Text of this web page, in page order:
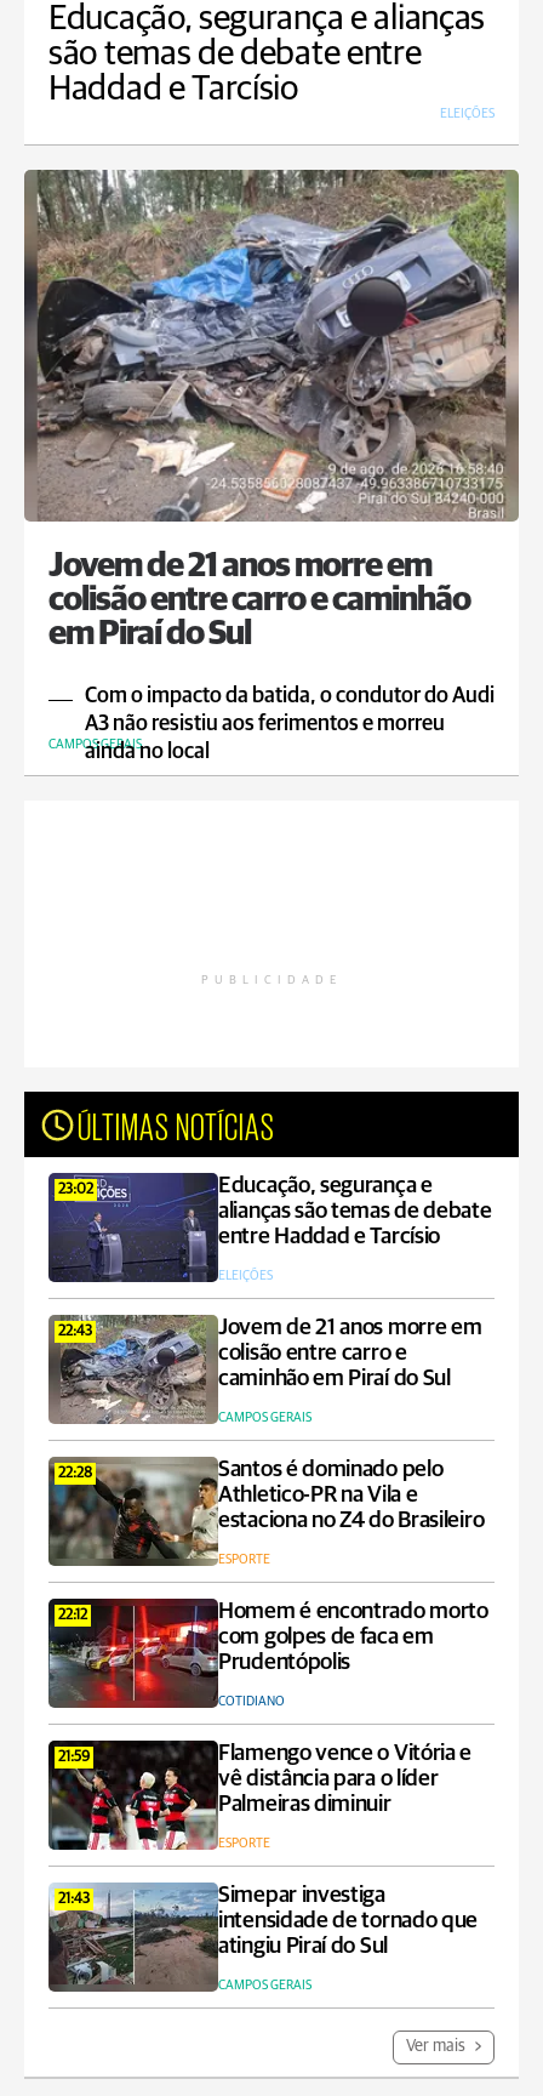
Educação, segurança e alianças
são temas de debate entre
Haddad e Tarcísio
ELEIÇÕES
Jovem de 21 anos morre em
colisão entre carro e caminhão
em Piraí do Sul
Com o impacto da batida, o condutor do Audi
A3 não resistiu aos ferimentos e morreu
ainda no local
CAMPOS GERAIS
PUBLICIDADE
ÚLTIMAS NOTÍCIAS
23:02
Educação, segurança e
alianças são temas de debate
entre Haddad e Tarcísio
ELEIÇÕES
22:43
Jovem de 21 anos morre em
colisão entre carro e
caminhão em Piraí do Sul
CAMPOS GERAIS
22:28
Santos é dominado pelo
Athletico-PR na Vila e
estaciona no Z4 do Brasileiro
ESPORTE
22:12
Homem é encontrado morto
com golpes de faca em
Prudentópolis
COTIDIANO
21:59
Flamengo vence o Vitória e
vê distância para o líder
Palmeiras diminuir
ESPORTE
21:43
Simepar investiga
intensidade de tornado que
atingiu Piraí do Sul
CAMPOS GERAIS
Ver mais